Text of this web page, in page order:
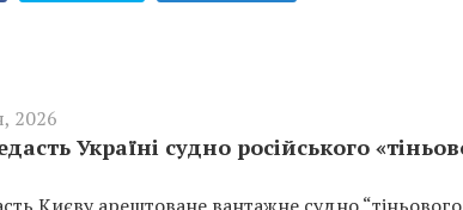
2026
Україні судно російського
Києву арештоване вантажне судно